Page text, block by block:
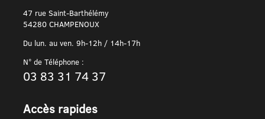
47 rue Saint-Barthélémy
54280 CHAMPENOUX
Du lun. au ven. 9h-12h / 14h-17h
N° de Téléphone :
03 83 31 74 37
Accès rapides